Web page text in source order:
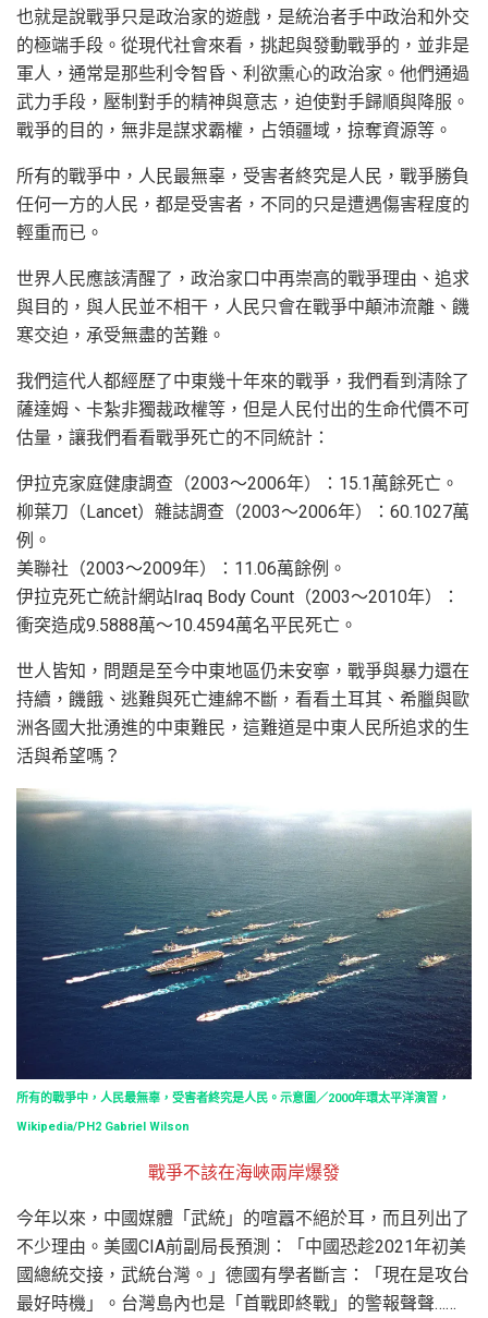
也就是說戰爭只是政治家的遊戲，是統治者手中政治和外交
的極端手段。從現代社會來看，挑起與發動戰爭的，並非是
軍人，通常是那些利令智昏、利欲熏心的政治家。他們通過
武力手段，壓制對手的精神與意志，迫使對手歸順與降服。
戰爭的目的，無非是謀求霸權，占領疆域，掠奪資源等。
所有的戰爭中，人民最無辜，受害者終究是人民，戰爭勝負
任何一方的人民，都是受害者，不同的只是遭遇傷害程度的
輕重而已。
世界人民應該清醒了，政治家口中再崇高的戰爭理由、追求
與目的，與人民並不相干，人民只會在戰爭中顛沛流離、饑
寒交迫，承受無盡的苦難。
我們這代人都經歷了中東幾十年來的戰爭，我們看到清除了
薩達姆、卡紮非獨裁政權等，但是人民付出的生命代價不可
估量，讓我們看看戰爭死亡的不同統計：
伊拉克家庭健康調查（2003〜2006年）：15.1萬餘死亡。
柳葉刀（Lancet）雜誌調查（2003〜2006年）：60.1027萬
例。
美聯社（2003〜2009年）：11.06萬餘例。
伊拉克死亡統計網站Iraq Body Count（2003〜2010年）：
衝突造成9.5888萬〜10.4594萬名平民死亡。
世人皆知，問題是至今中東地區仍未安寧，戰爭與暴力還在
持續，饑餓、逃難與死亡連綿不斷，看看土耳其、希臘與歐
洲各國大批湧進的中東難民，這難道是中東人民所追求的生
活與希望嗎？
所有的戰爭中，人民最無辜，受害者終究是人民。示意圖／2000年環太平洋演習，
Wikipedia/PH2 Gabriel Wilson
戰爭不該在海峽兩岸爆發
今年以來，中國媒體「武統」的喧囂不絕於耳，而且列出了
不少理由。美國CIA前副局長預測：「中國恐趁2021年初美
國總統交接，武統台灣。」德國有學者斷言：「現在是攻台
最好時機」。台灣島內也是「首戰即終戰」的警報聲聲……